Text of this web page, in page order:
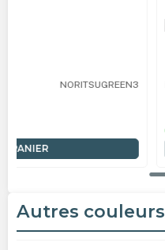
NORITSU
Autres couleurs